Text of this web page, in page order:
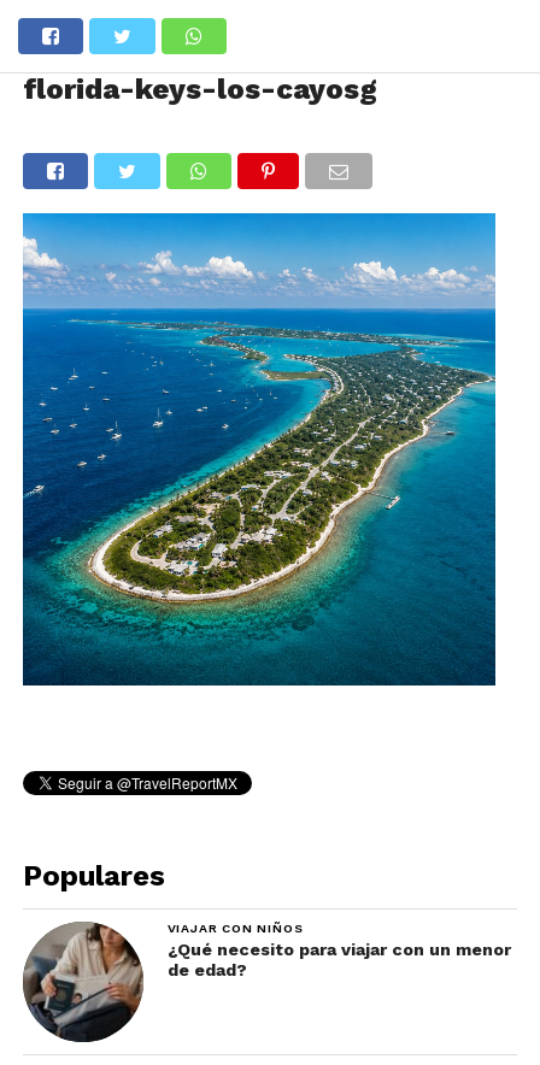
florida-keys-los-cayosg
Populares
VIAJAR CON NIÑOS
¿Qué necesito para viajar con un menor
de edad?